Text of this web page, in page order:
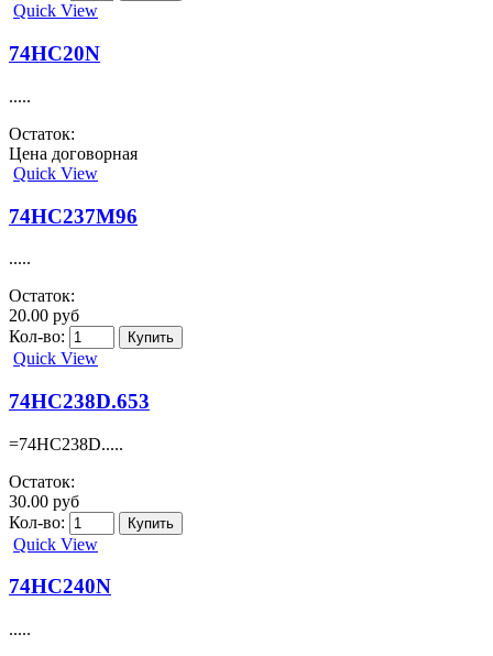
Quick View
74HC20N
.....
Остаток:
Цена договорная
Quick View
74HC237M96
.....
Остаток:
20.00 руб
Кол-во:
Quick View
74HC238D.653
=74HC238D.....
Остаток:
30.00 руб
Кол-во:
Quick View
74HC240N
.....